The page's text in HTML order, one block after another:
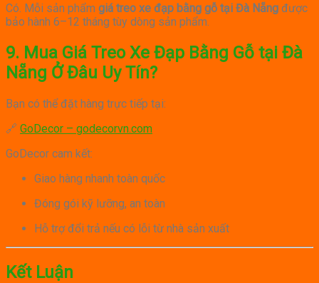
Có. Mỗi sản phẩm giá treo xe đạp bằng gỗ tại Đà Nẵng được
bảo hành 6–12 tháng tùy dòng sản phẩm.
9. Mua Giá Treo Xe Đạp Bằng Gỗ tại Đà
Nẵng Ở Đâu Uy Tín?
Bạn có thể đặt hàng trực tiếp tại:
🔗 GoDecor – godecorvn.com
GoDecor cam kết:
Giao hàng nhanh toàn quốc
Đóng gói kỹ lưỡng, an toàn
Hỗ trợ đổi trả nếu có lỗi từ nhà sản xuất
Kết Luận